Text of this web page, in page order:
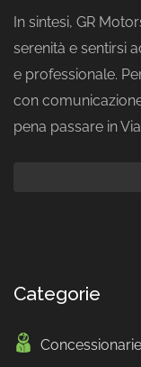
In sintesi, GR
serenità e sentirsi
e professionale.
con
pena passare in
Categorie